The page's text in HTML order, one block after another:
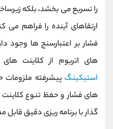
را تسریع می ‌بخشد، بلکه
ارتقاهای آینده را فراهم
فشار بر اعتبارسنج ‌ها وجود
های اتریوم از کلاینت‌
استیکینگ پیشرفته ملزومات
های فشار و حفظ تنوع کلاینت
گذار با برنامه‌ ریزی دقیق